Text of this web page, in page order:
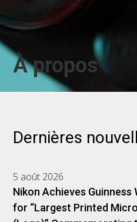
À propos
Dernières
5 août 2026
Nikon Achieves
for “Largest Printed